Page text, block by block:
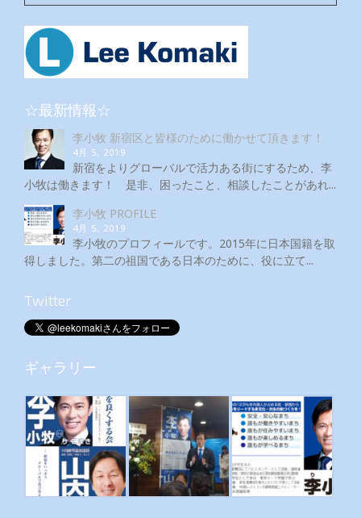
☆最新情報☆
李小牧 新宿区と皆様のために働かせて頂きます！
4月 5, 2019
新宿をよりグローバルで活力ある街にするため、李
小牧は働きます！ 是非、困ったこと、相談したことがあれ...
李小牧 PROFILE
4月 5, 2019
李小牧のプロフィールです。2015年に日本国籍を取
得しました。第二の祖国である日本のために、役に立て...
Twitter
ギャラリー